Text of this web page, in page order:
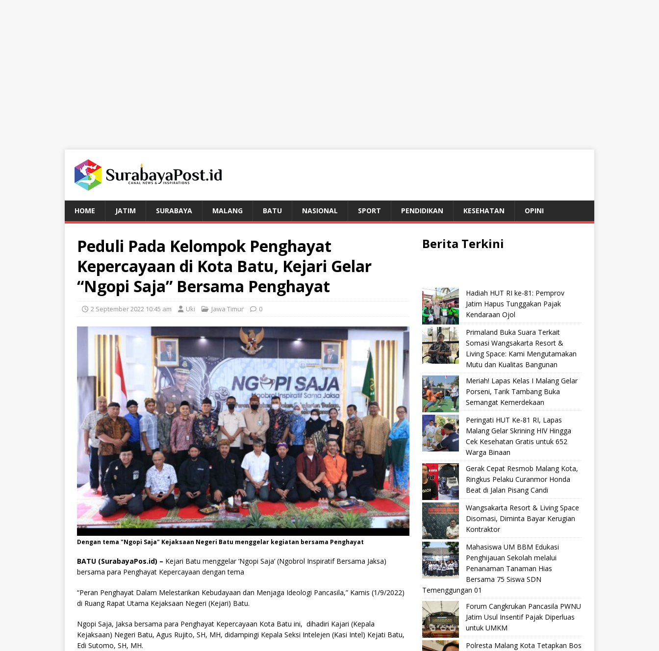
HOME JATIM SURABAYA MALANG BATU NASIONAL SPORT PENDIDIKAN KESEHATAN OPINI
Peduli Pada Kelompok Penghayat
Kepercayaan di Kota Batu, Kejari Gelar
“Ngopi Saja” Bersama Penghayat
2 September 2022 10:45 am Uki Jawa Timur 0
Dengan tema "Ngopi Saja" Kejaksaan Negeri Batu menggelar kegiatan bersama Penghayat
BATU (SurabayaPos.id) – Kejari Batu menggelar ‘Ngopi Saja’ (Ngobrol Inspiratif Bersama Jaksa)
bersama para Penghayat Kepercayaan dengan tema
“Peran Penghayat Dalam Melestarikan Kebudayaan dan Menjaga Ideologi Pancasila,” Kamis (1/9/2022)
di Ruang Rapat Utama Kejaksaan Negeri (Kejari) Batu.
Ngopi Saja, Jaksa bersama para Penghayat Kepercayaan Kota Batu ini, dihadiri Kajari (Kepala
Kejaksaan) Negeri Batu, Agus Rujito, SH, MH, didampingi Kepala Seksi Intelejen (Kasi Intel) Kejati Batu,
Edi Sutomo, SH, MH.
Berita Terkini
Hadiah HUT RI ke-81: Pemprov
Jatim Hapus Tunggakan Pajak
Kendaraan Ojol
Primaland Buka Suara Terkait
Somasi Wangsakarta Resort &
Living Space: Kami Mengutamakan
Mutu dan Kualitas Bangunan
Meriah! Lapas Kelas I Malang Gelar
Porseni, Tarik Tambang Buka
Semangat Kemerdekaan
Peringati HUT Ke-81 RI, Lapas
Malang Gelar Skrining HIV Hingga
Cek Kesehatan Gratis untuk 652
Warga Binaan
Gerak Cepat Resmob Malang Kota,
Ringkus Pelaku Curanmor Honda
Beat di Jalan Pisang Candi
Wangsakarta Resort & Living Space
Disomasi, Diminta Bayar Kerugian
Kontraktor
Mahasiswa UM BBM Edukasi
Penghijauan Sekolah melalui
Penanaman Tanaman Hias
Bersama 75 Siswa SDN
Temenggungan 01
Forum Cangkrukan Pancasila PWNU
Jatim Usul Insentif Pajak Diperluas
untuk UMKM
Polresta Malang Kota Tetapkan Bos